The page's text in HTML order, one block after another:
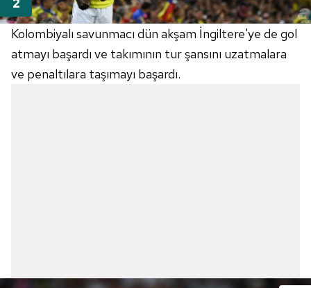
Kolombiyalı savunmacı dün akşam İngiltere'ye de gol
atmayı başardı ve takımının tur şansını uzatmalara
ve penaltılara taşımayı başardı.